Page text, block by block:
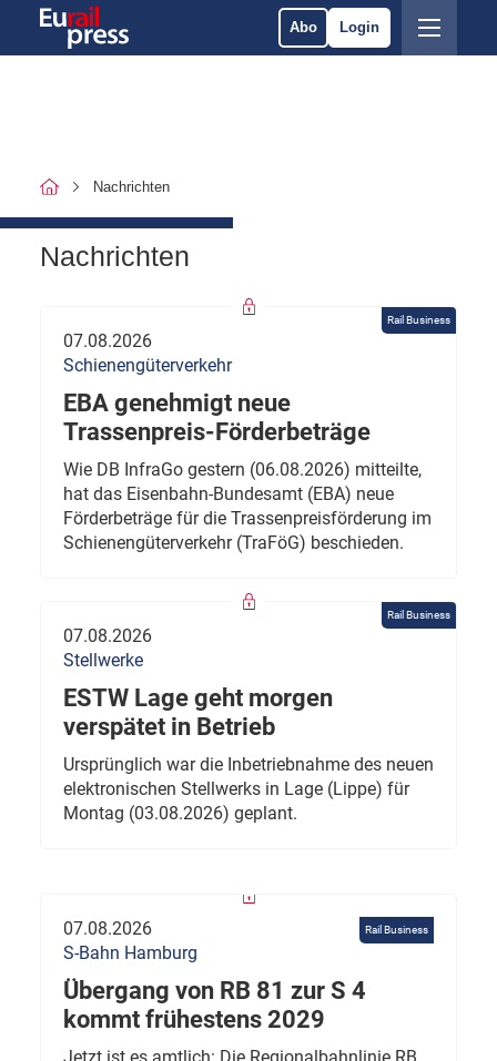
Abo Login
Nachrichten
Nachrichten
Rail Business
07.08.2026
Schienengüterverkehr
EBA genehmigt neue
Trassenpreis-Förderbeträge
Wie DB InfraGo gestern (06.08.2026) mitteilte,
hat das Eisenbahn-Bundesamt (EBA) neue
Förderbeträge für die Trassenpreisförderung im
Schienengüterverkehr (TraFöG) beschieden.
Rail Business
07.08.2026
Stellwerke
ESTW Lage geht morgen
verspätet in Betrieb
Ursprünglich war die Inbetriebnahme des neuen
elektronischen Stellwerks in Lage (Lippe) für
Montag (03.08.2026) geplant.
Rail Business
07.08.2026
S-Bahn Hamburg
Übergang von RB 81 zur S 4
kommt frühestens 2029